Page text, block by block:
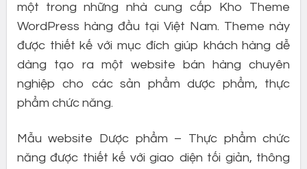
một trong những nhà cung cấp Kho Theme
WordPress hàng đầu tại Việt Nam. Theme này
được thiết kế với mục đích giúp khách hàng dễ
dàng tạo ra một website bán hàng chuyên
nghiệp cho các sản phẩm dược phẩm, thực
phẩm chức năng.
Mẫu website Dược phẩm – Thực phẩm chức
năng được thiết kế với giao diện tối giản, thông